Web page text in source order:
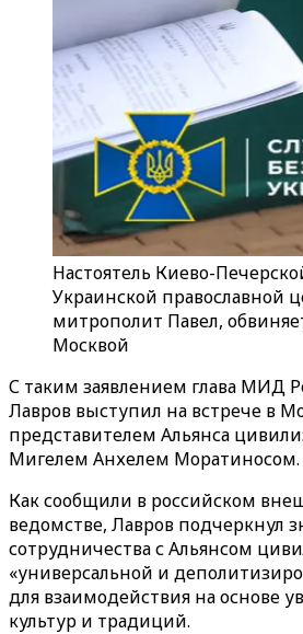
Настоятель Киево-
Украинской православной
митрополит Павел,
Москвой
С таким заявлением глава МИД
Лавров выступил на встрече в
представителем Альянса
Мигелем Анхелем Моратиносом.
Как сообщили в российском
ведомстве, Лавров подчеркнул
сотрудничества с Альянсом
«универсальной и
для взаимодействия на основе
культур и традиций.